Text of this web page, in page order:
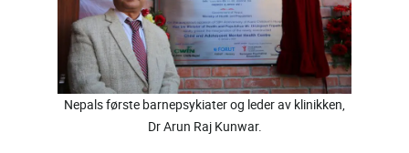
Nepals første barnepsykiater og leder av klinikken,
Dr Arun Raj Kunwar.